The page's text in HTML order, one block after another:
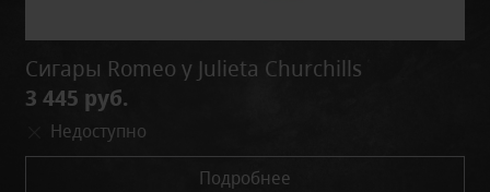
Сигары Romeo y Julieta Churchills
3 445 руб.
Недоступно
Подробнее